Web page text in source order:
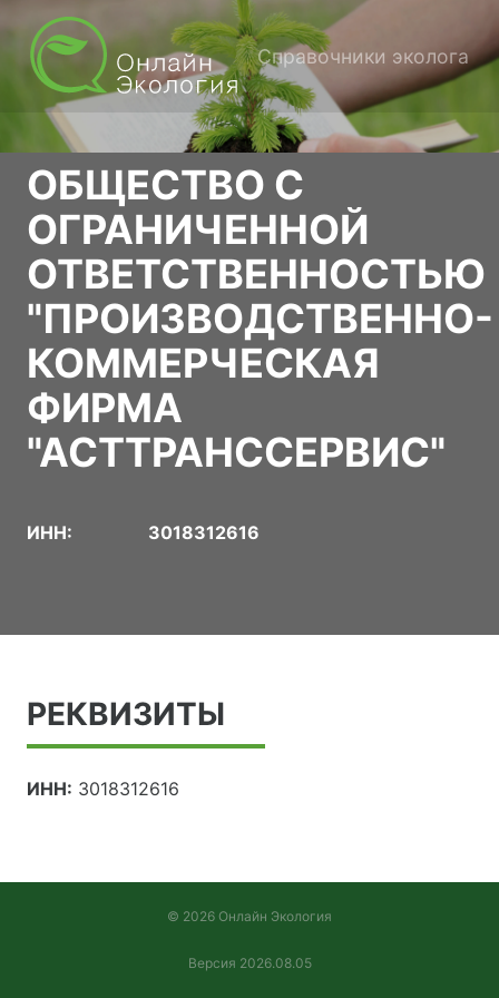
Справочники эколога
ОБЩЕСТВО С
ОГРАНИЧЕННОЙ
ОТВЕТСТВЕННОСТЬЮ
"ПРОИЗВОДСТВЕННО-
КОММЕРЧЕСКАЯ
ФИРМА
"АСТТРАНССЕРВИС"
ИНН: 3018312616
РЕКВИЗИТЫ
ИНН: 3018312616
© 2026 Онлайн Экология
Версия 2026.08.05